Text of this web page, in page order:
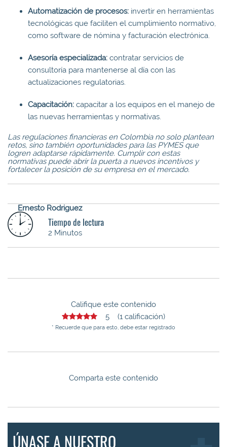
Automatización de procesos: invertir en herramientas
tecnológicas que faciliten el cumplimiento normativo,
como software de nómina y facturación electrónica.
Asesoría especializada: contratar servicios de
consultoría para mantenerse al día con las
actualizaciones regulatorias.
Capacitación: capacitar a los equipos en el manejo de
las nuevas herramientas y normativas.
Las regulaciones financieras en Colombia no solo plantean
retos, sino también oportunidades para las PYMES que
logren adaptarse rápidamente. Cumplir con estas
normativas puede abrir la puerta a nuevos incentivos y
fortalecer la posición de su empresa en el mercado.
Ernesto Rodriguez
Tiempo de lectura
2 Minutos
Califique este contenido
5 (1 calificación)
* Recuerde que para esto, debe estar registrado
Comparta este contenido
ÚNASE A NUESTRO